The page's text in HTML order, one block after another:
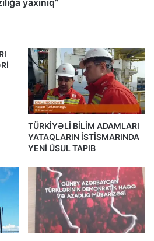
TÜRKİYƏLİ BİLİM ADAMLARI
YATAQLARIN İSTİSMARINDA
YENİ ÜSUL TAPIB